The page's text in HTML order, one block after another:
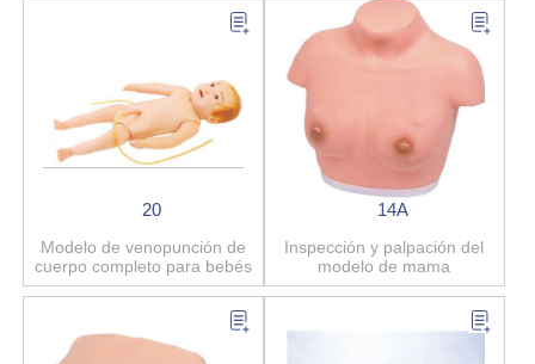
20
Modelo de venopunción de
cuerpo completo para bebés
14A
Inspección y palpación del
modelo de mama